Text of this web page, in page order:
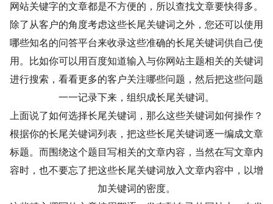
网站关键字的文章都是不方便的，所以查找文章要快得多。
除了从客户的角度考虑这些长尾关键词之外，您还可以使用
哪些知名的问答平台来收录这些准确的长尾关键词供自己使
用。比如你可以用百度知道输入与你网站主题相关的关键词
进行搜索，看看更多的客户关注哪些问题，然后把这些问题
一一记录下来，组织成长尾关键词。
上面说了如何选择长尾关键词，那么这些关键词如何操作？
根据你的长尾关键词列表，把这些长尾关键词逐一编成文章
标题。而围绕这个题目写相关的文章内容，当然在写文章内
容时，也不要忘了把这些长尾关键词放入文章内容中，以增
加关键词的密度。